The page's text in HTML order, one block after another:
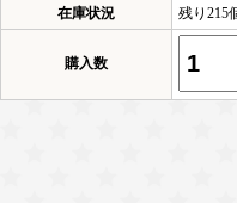
在庫状況
残り215
購入数